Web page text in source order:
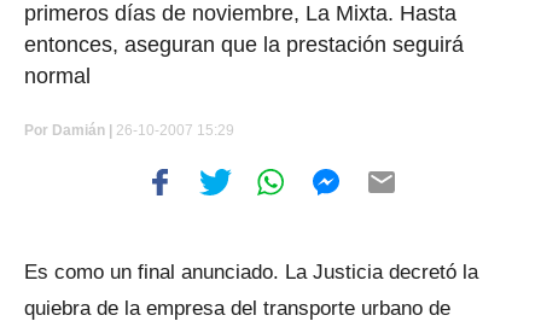
primeros días de noviembre, La Mixta. Hasta
entonces, aseguran que la prestación seguirá
normal
Por Damián | 26-10-2007 15:29
Es como un final anunciado. La Justicia decretó la
quiebra de la empresa del transporte urbano de